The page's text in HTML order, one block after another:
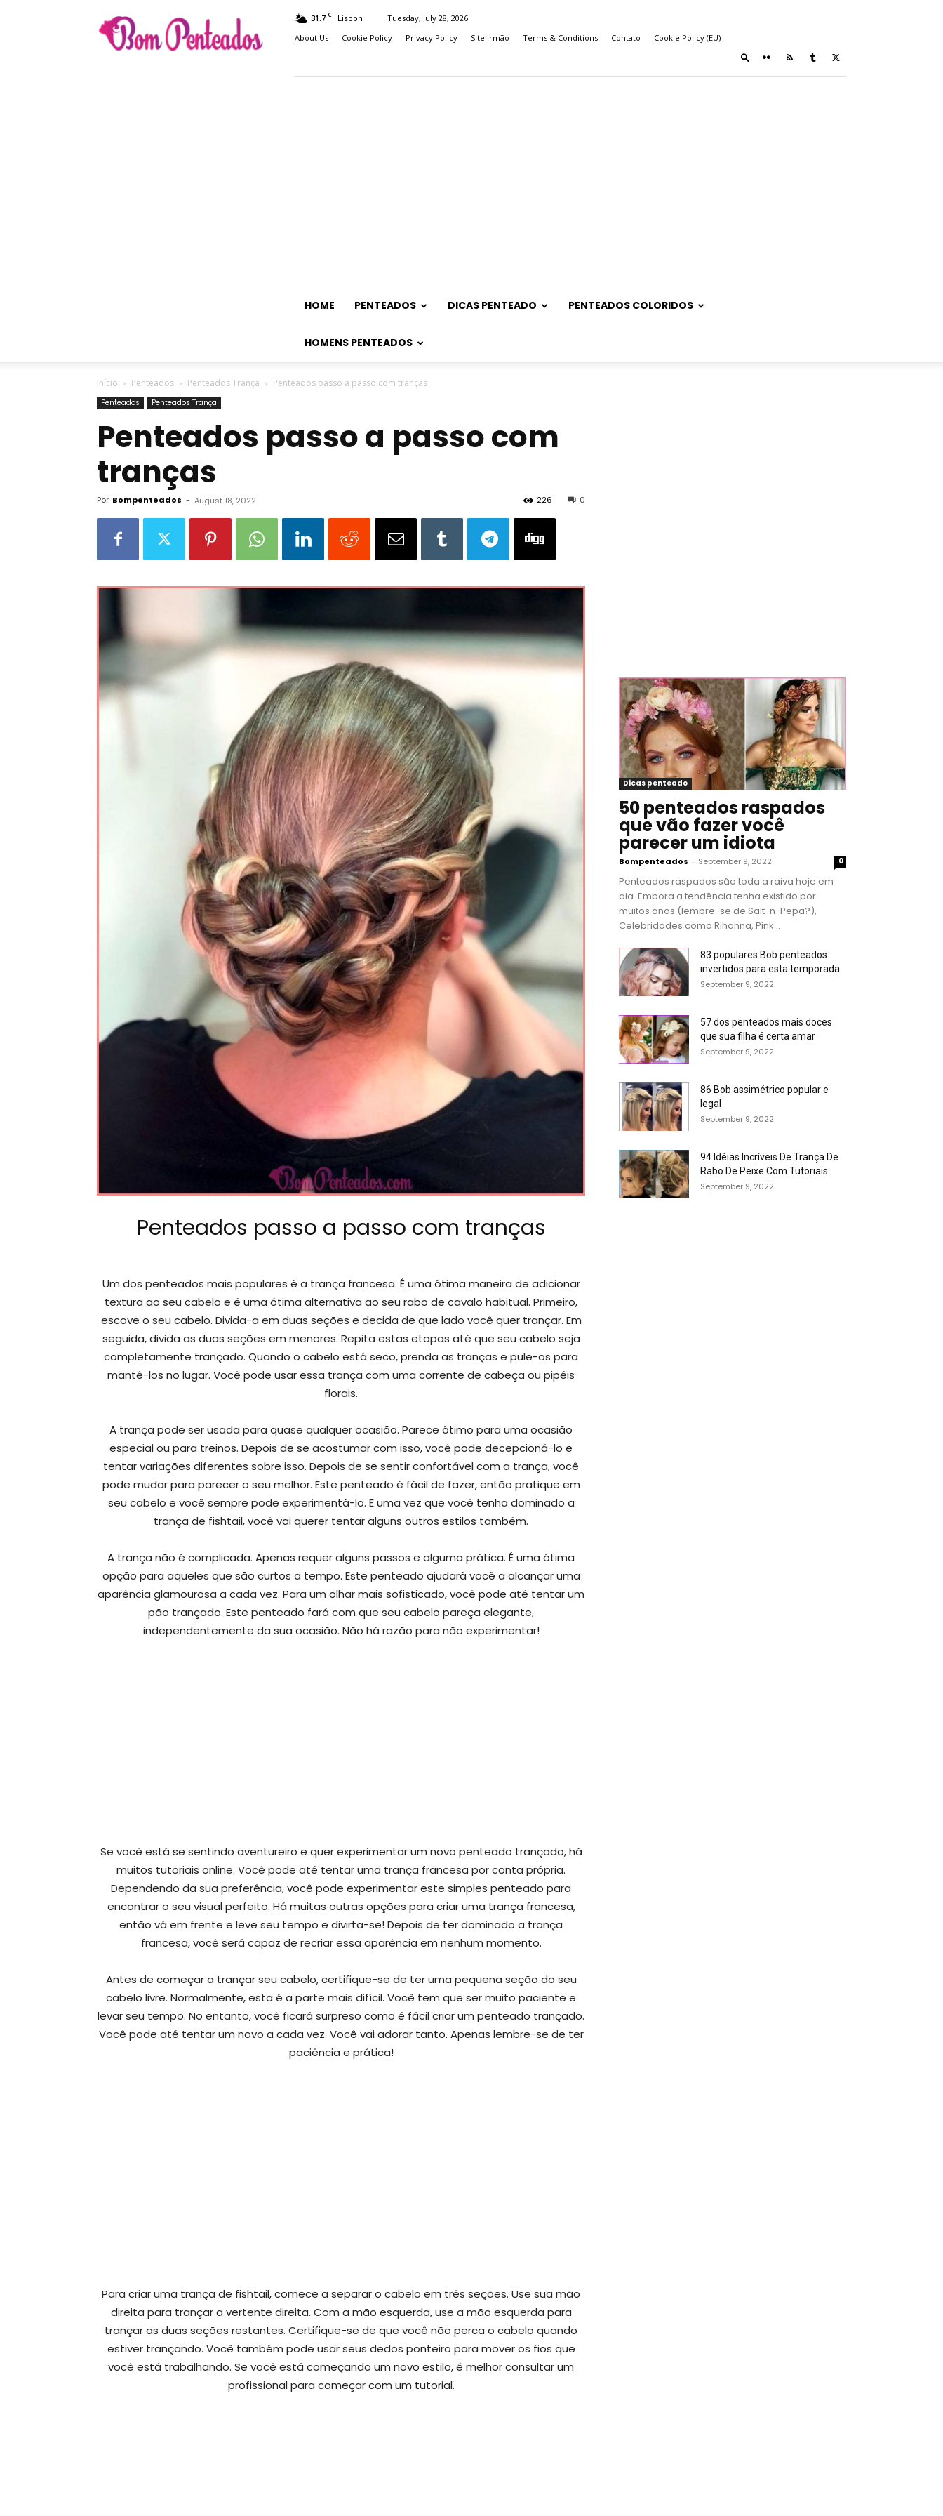
Penteados
31.7 C Lisbon
Tuesday, July 28, 2026
About Us
Cookie Policy Privacy Policy Site irmão Terms & Conditions Contato Cookie Policy (EU)
HOME PENTEADOS DICAS PENTEADO PENTEADOS COLORIDOS
HOMENS PENTEADOS
Início Penteados Penteados Trança Penteados passo a passo com tranças
Penteados Penteados Trança
Penteados passo a passo com
tranças
Por Bompenteados - August 18, 2022 0
226
Penteados passo a passo com tranças
Um dos penteados mais populares é a trança francesa. É uma ótima maneira de adicionar
textura ao seu cabelo e é uma ótima alternativa ao seu rabo de cavalo habitual. Primeiro,
escove o seu cabelo. Divida-a em duas seções e decida de que lado você quer trançar. Em
seguida, divida as duas seções em menores. Repita estas etapas até que seu cabelo seja
completamente trançado. Quando o cabelo está seco, prenda as tranças e pule-os para
mantê-los no lugar. Você pode usar essa trança com uma corrente de cabeça ou pipéis
florais.
A trança pode ser usada para quase qualquer ocasião. Parece ótimo para uma ocasião
especial ou para treinos. Depois de se acostumar com isso, você pode decepcioná-lo e
tentar variações diferentes sobre isso. Depois de se sentir confortável com a trança, você
pode mudar para parecer o seu melhor. Este penteado é fácil de fazer, então pratique em
seu cabelo e você sempre pode experimentá-lo. E uma vez que você tenha dominado a
trança de fishtail, você vai querer tentar alguns outros estilos também.
A trança não é complicada. Apenas requer alguns passos e alguma prática. É uma ótima
opção para aqueles que são curtos a tempo. Este penteado ajudará você a alcançar uma
aparência glamourosa a cada vez. Para um olhar mais sofisticado, você pode até tentar um
pão trançado. Este penteado fará com que seu cabelo pareça elegante,
independentemente da sua ocasião. Não há razão para não experimentar!
Se você está se sentindo aventureiro e quer experimentar um novo penteado trançado, há
muitos tutoriais online. Você pode até tentar uma trança francesa por conta própria.
Dependendo da sua preferência, você pode experimentar este simples penteado para
encontrar o seu visual perfeito. Há muitas outras opções para criar uma trança francesa,
então vá em frente e leve seu tempo e divirta-se! Depois de ter dominado a trança
francesa, você será capaz de recriar essa aparência em nenhum momento.
Antes de começar a trançar seu cabelo, certifique-se de ter uma pequena seção do seu
cabelo livre. Normalmente, esta é a parte mais difícil. Você tem que ser muito paciente e
levar seu tempo. No entanto, você ficará surpreso como é fácil criar um penteado trançado.
Você pode até tentar um novo a cada vez. Você vai adorar tanto. Apenas lembre-se de ter
paciência e prática!
Para criar uma trança de fishtail, comece a separar o cabelo em três seções. Use sua mão
direita para trançar a vertente direita. Com a mão esquerda, use a mão esquerda para
trançar as duas seções restantes. Certifique-se de que você não perca o cabelo quando
estiver trançando. Você também pode usar seus dedos ponteiro para mover os fios que
você está trabalhando. Se você está começando um novo estilo, é melhor consultar um
profissional para começar com um tutorial.
Dicas penteado
50 penteados raspados
que vão fazer você
parecer um idiota
Bompenteados - September 9, 2022 0
Penteados raspados são toda a raiva hoje em
dia. Embora a tendência tenha existido por
muitos anos (lembre-se de Salt-n-Pepa?),
Celebridades como Rihanna, Pink...
83 populares Bob penteados
invertidos para esta temporada
September 9, 2022
57 dos penteados mais doces
que sua filha é certa amar
September 9, 2022
86 Bob assimétrico popular e
legal
September 9, 2022
94 Idéias Incríveis De Trança De
Rabo De Peixe Com Tutoriais
September 9, 2022